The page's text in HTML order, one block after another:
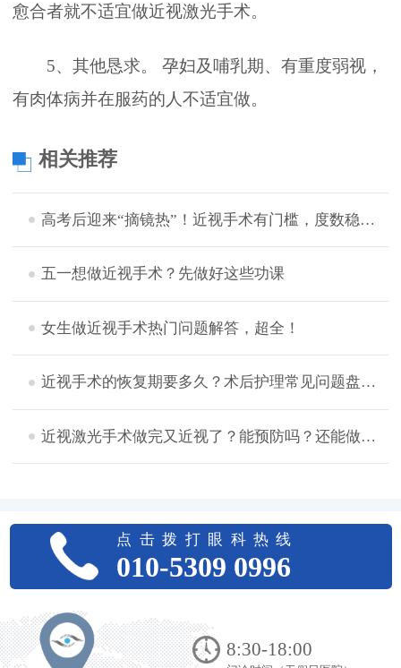
愈合者就不适宜做近视激光手术。
5、其他恳求。 孕妇及哺乳期、有重度弱视，
有肉体病并在服药的人不适宜做。
相关推荐
高考后迎来“摘镜热”！近视手术有门槛，度数稳定后才宜手术
五一想做近视手术？先做好这些功课
女生做近视手术热门问题解答，超全！
近视手术的恢复期要多久？术后护理常见问题盘点，想摘镜的看过来！
近视激光手术做完又近视了？能预防吗？还能做二次手术吗？
点击拨打眼科热线
010-5309 0996
8:30-18:00